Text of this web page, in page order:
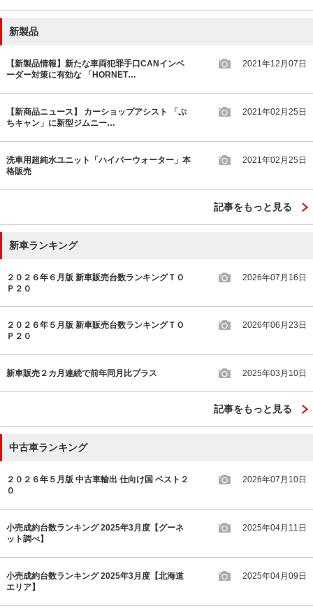
新製品
【新製品情報】新たな車両犯罪手口CANインベ
ーダー対策に有効な 「HORNET…
2021年12月07日
【新商品ニュース】 カーショップアシスト 「ぷ
ちキャン」に新型ジムニー…
2021年02月25日
洗車用超純水ユニット「ハイパーウォーター」本
格販売
2021年02月25日
記事をもっと見る
新車ランキング
２０２６年６月版 新車販売台数ランキングＴＯ
Ｐ２０
2026年07月16日
２０２６年５月版 新車販売台数ランキングＴＯ
Ｐ２０
2026年06月23日
新車販売２カ月連続で前年同月比プラス 2025年03月10日
記事をもっと見る
中古車ランキング
２０２６年５月版 中古車輸出 仕向け国 ベスト２
０
2026年07月10日
小売成約台数ランキング 2025年3月度【グーネ
ット調べ】
2025年04月11日
小売成約台数ランキング 2025年3月度【北海道
エリア】
2025年04月09日